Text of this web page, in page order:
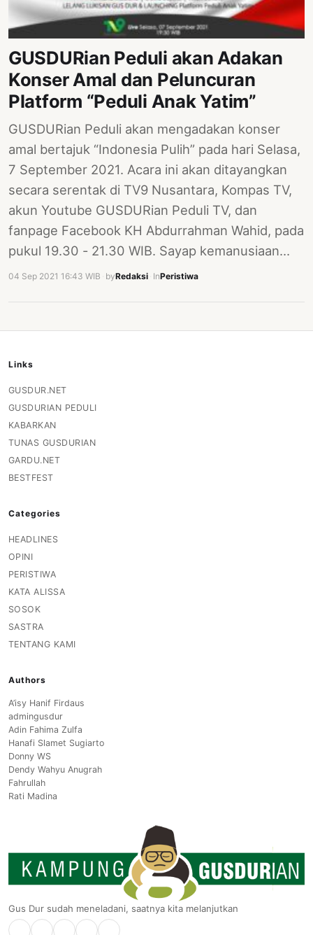
GUSDURian Peduli akan Adakan
Konser Amal dan Peluncuran
Platform “Peduli Anak Yatim”
GUSDURian Peduli akan mengadakan konser
amal bertajuk “Indonesia Pulih” pada hari Selasa,
7 September 2021. Acara ini akan ditayangkan
secara serentak di TV9 Nusantara, Kompas TV,
akun Youtube GUSDURian Peduli TV, dan
fanpage Facebook KH Abdurrahman Wahid, pada
pukul 19.30 - 21.30 WIB. Sayap kemanusiaan…
04 Sep 2021 16:43 WIB byRedaksi InPeristiwa
Links
GUSDUR.NET
GUSDURIAN PEDULI
KABARKAN
TUNAS GUSDURIAN
GARDU.NET
BESTFEST
Categories
HEADLINES
OPINI
PERISTIWA
KATA ALISSA
SOSOK
SASTRA
TENTANG KAMI
Authors
A’isy Hanif Firdaus
admingusdur
Adin Fahima Zulfa
Hanafi Slamet Sugiarto
Donny WS
Dendy Wahyu Anugrah
Fahrullah
Rati Madina
Gus Dur sudah meneladani, saatnya kita melanjutkan